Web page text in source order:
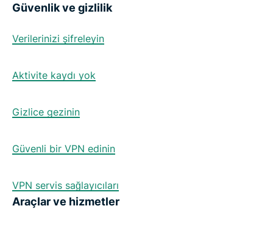
Güvenlik ve gizlilik
Verilerinizi şifreleyin
Aktivite kaydı yok
Gizlice gezinin
Güvenli bir VPN edinin
VPN servis sağlayıcıları
Araçlar ve hizmetler